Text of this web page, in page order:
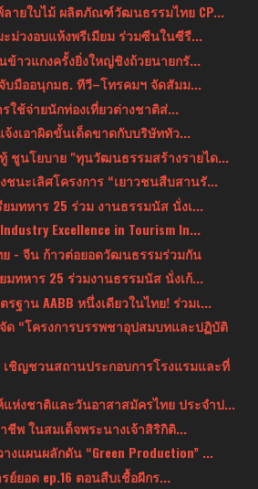
ลายใบไม้ ผลิตภัณฑ์วัฒนธรรมไทย CP...
ะม่วงอบแห้งพรีเมียม ร่วมซีนในซีรี...
ข้าวแกงครั้งยิ่งใหญ่ชิงถ้วยนายกรั...
บมืออนุกมธ. ทีวี–โทรคมฯ จัดสัมม...
ใช้จ่ายนักท่องเที่ยวต่างชาติส่...
จ้งเอาผิดขั้นเด็ดขาดกับบริษัททัว...
ชูนโยบาย "ทุนวัฒนธรรมสร้างรายได...
นะเลิศโครงการ “เยาวชนสืบสานรั...
มทหาร 25 ร่วม งานธรรมนัส นั่งเ...
Excellence in Tourism In...
- จีน ก้าวต่อยอดวัฒนธรรมร่วมกัน
มทหาร 25 ร่วมงานธรรมนัส นั่งเก้...
ฐาน AABB หนึ่งเดียวในไทย! ร่วมเ...
ด “โครงการบรรพชาอุปสมบทและปฏิบัติ
เชิญชวนสถานประกอบการโรงแรมและที่
แห่งชาติและวันอาสาสมัครไทย ประจำป...
พ ในสมเด็จพระนางเจ้าสิริกิติ...
งแผนผลักดัน “Green Production” ...
ย์ยอด ep.16 ตอนสืบเชื้อผีกร...